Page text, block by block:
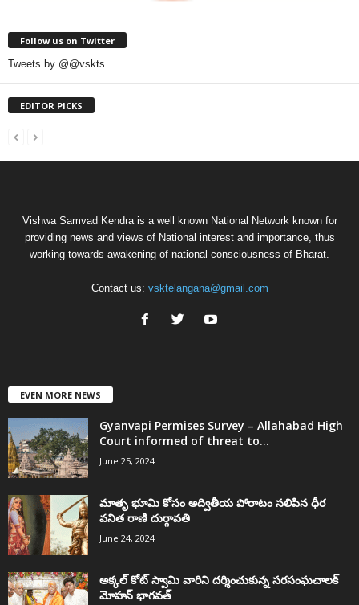
Follow us on Twitter
Tweets by @@vskts
EDITOR PICKS
Vishwa Samvad Kendra is a well known National Network known for
providing news and views of National interest and importance, thus
working towards awakening of national consciousness of Bharat.
Contact us: vsktelangana@gmail.com
EVEN MORE NEWS
Gyanvapi Permises Survey – Allahabad High
Court informed of threat to...
June 25, 2024
మాతృ భూమి కోసం అద్వితీయ పోరాటం సలిపిన ధీర
వనిత రాణి దుర్గావతి
June 24, 2024
అక్కల్‌ కోట్‌ స్వామి వారిని దర్శించుకున్న సరసంఘచాలక్
మోహన్ భాగవత్